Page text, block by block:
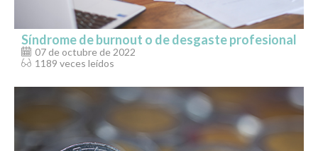
Síndrome de burnout o de desgaste profesional
07 de octubre de 2022
1189 veces leídos